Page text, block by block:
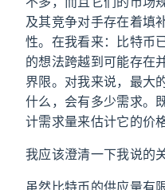
及其竞争对手存在着填
性。在我看来：比特币
的想法跨越到可能存在
界限。对我来说，最大
什么，会有多少需求。
计需求量来估计它的价格
我应该澄清一下我说的
虽然比特币的供应量有